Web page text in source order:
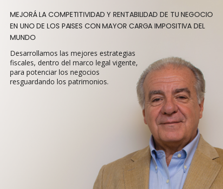
MEJORÁ LA COMPETITIVIDAD Y RENTABILIDAD DE TU NEGOCIO
EN UNO DE LOS PAISES CON MAYOR CARGA IMPOSITIVA DEL
MUNDO
Desarrollamos las mejores estrategias
fiscales, dentro del marco legal vigente,
para potenciar los negocios
resguardando los patrimonios.